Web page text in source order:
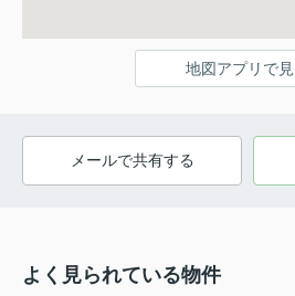
地図アプリで見
メールで共有する
よく見られている物件